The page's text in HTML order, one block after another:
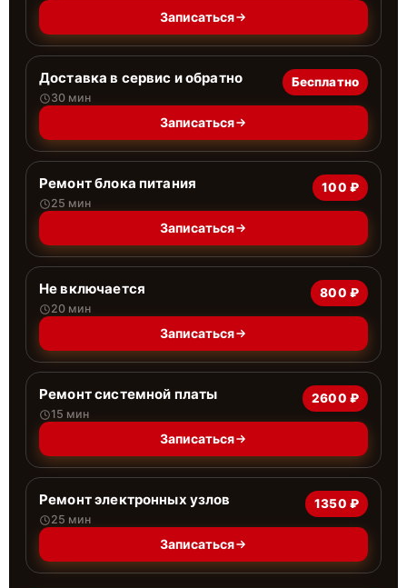
Записаться
Доставка в сервис и обратно
30 мин
Бесплатно
Записаться
Ремонт блока питания
25 мин
100 ₽
Записаться
Не включается
20 мин
800 ₽
Записаться
Ремонт системной платы
15 мин
2600 ₽
Записаться
Ремонт электронных узлов
25 мин
1350 ₽
Записаться